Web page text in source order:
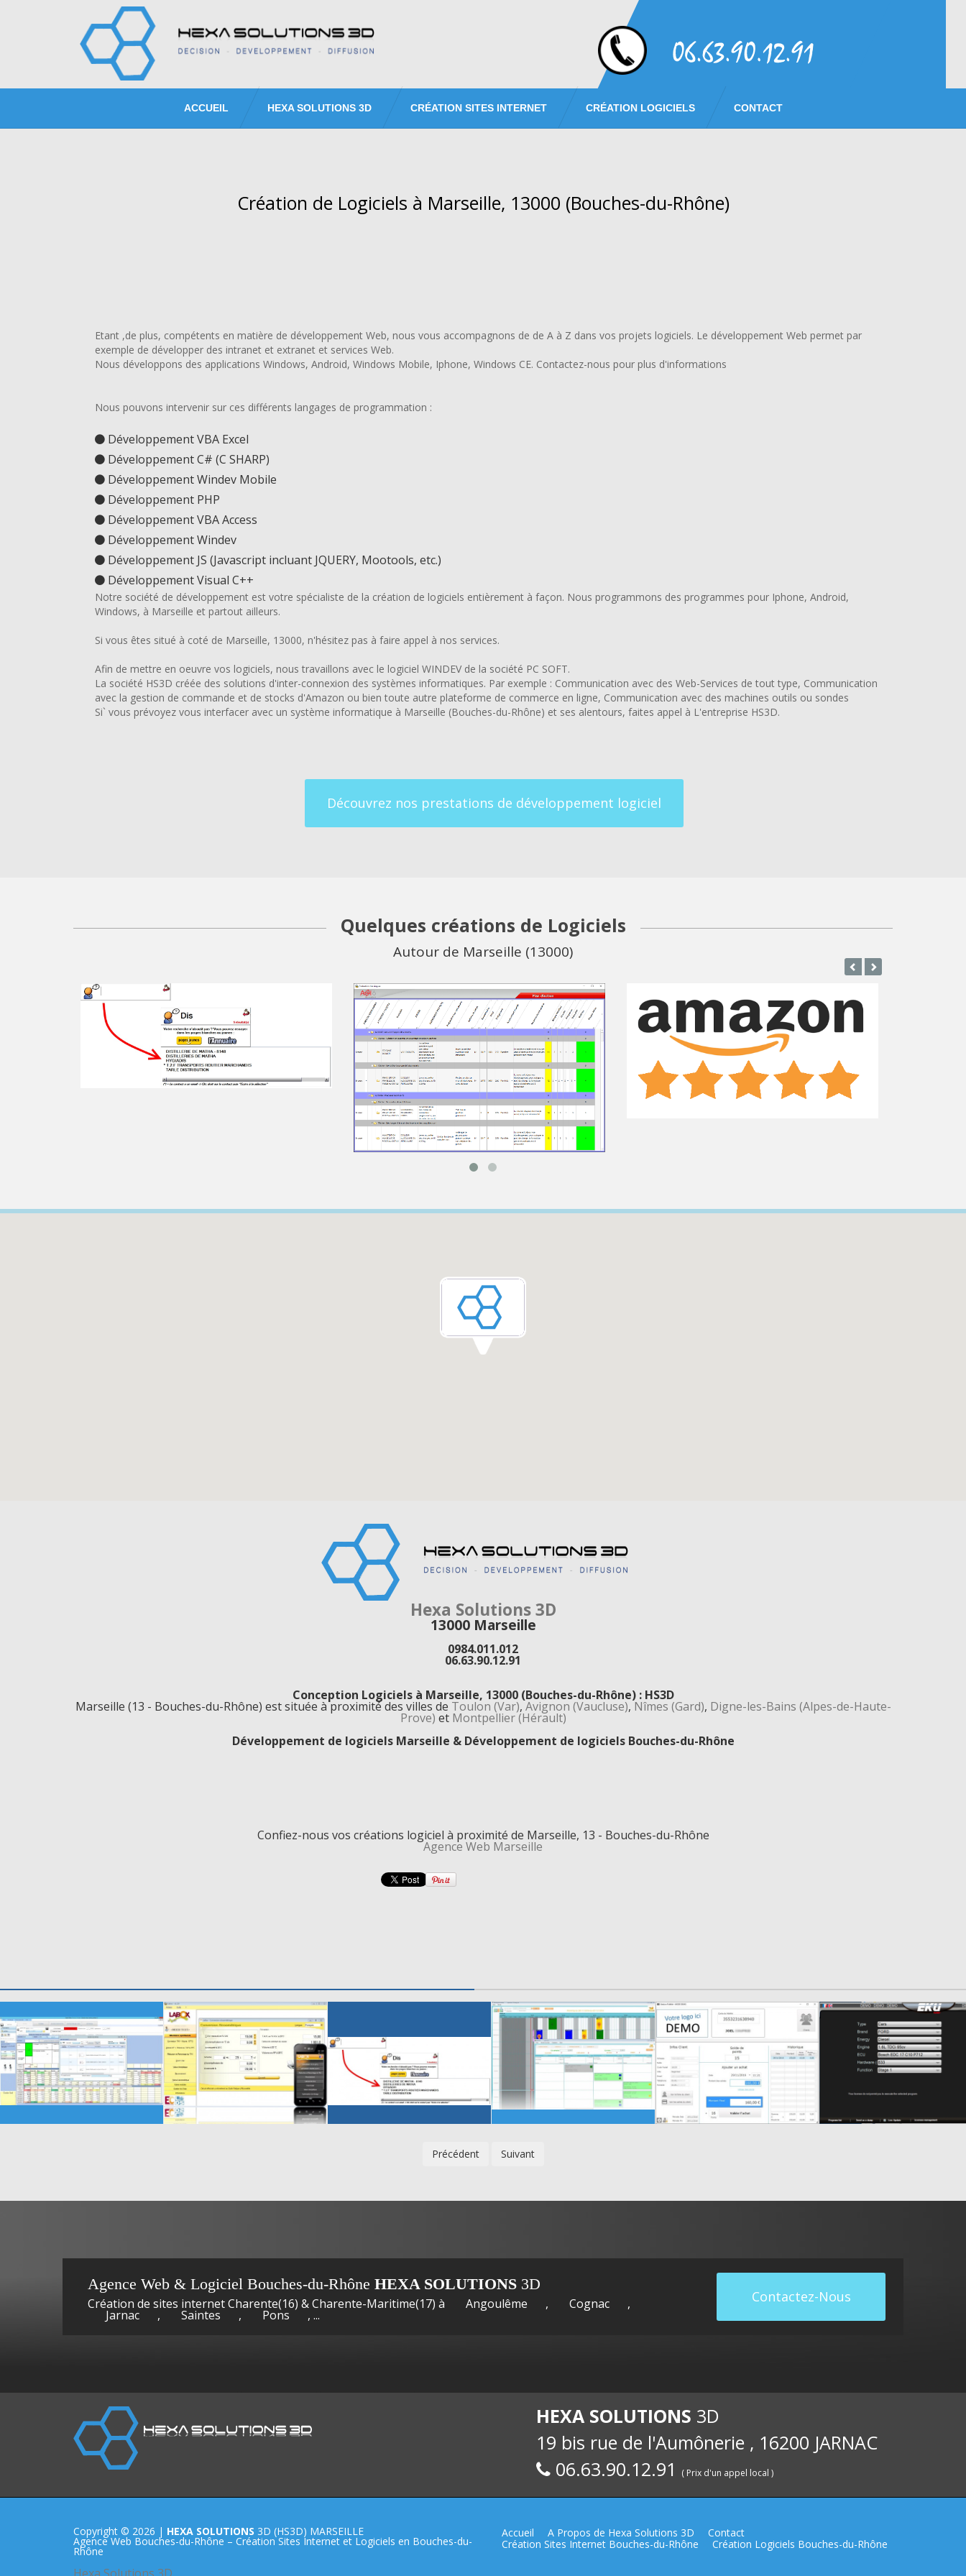
ACCUEIL HEXA SOLUTIONS 3D CRÉATION SITES INTERNET CRÉATION LOGICIELS CONTACT
Création de Logiciels à Marseille, 13000 (Bouches-du-Rhône)
Etant ,de plus, compétents en matière de développement Web, nous vous accompagnons de de A à Z dans vos projets logiciels. Le développement Web permet par
exemple de développer des intranet et extranet et services Web.
Nous développons des applications Windows, Android, Windows Mobile, Iphone, Windows CE. Contactez-nous pour plus d'informations
Nous pouvons intervenir sur ces différents langages de programmation :
Développement VBA Excel
Développement C# (C SHARP)
Développement Windev Mobile
Développement PHP
Développement VBA Access
Développement Windev
Développement JS (Javascript incluant JQUERY, Mootools, etc.)
Développement Visual C++
Notre société de développement est votre spécialiste de la création de logiciels entièrement à façon. Nous programmons des programmes pour Iphone, Android,
Windows, à Marseille et partout ailleurs.
Si vous êtes situé à coté de Marseille, 13000, n'hésitez pas à faire appel à nos services.
Afin de mettre en oeuvre vos logiciels, nous travaillons avec le logiciel WINDEV de la société PC SOFT.
La société HS3D créée des solutions d'inter-connexion des systèmes informatiques. Par exemple : Communication avec des Web-Services de tout type, Communication
avec la gestion de commande et de stocks d'Amazon ou bien toute autre plateforme de commerce en ligne, Communication avec des machines outils ou sondes
Si` vous prévoyez vous interfacer avec un système informatique à Marseille (Bouches-du-Rhône) et ses alentours, faites appel à L'entreprise HS3D.
Découvrez nos prestations de développement logiciel
Quelques créations de Logiciels
Autour de Marseille (13000)
Hexa Solutions 3D
13000 Marseille
0984.011.012
06.63.90.12.91
Conception Logiciels à Marseille, 13000 (Bouches-du-Rhône) : HS3D
Marseille (13 - Bouches-du-Rhône) est située à proximité des villes de Toulon (Var), Avignon (Vaucluse), Nîmes (Gard), Digne-les-Bains (Alpes-de-Haute-
Prove) et Montpellier (Hérault)
Développement de logiciels Marseille & Développement de logiciels Bouches-du-Rhône
Confiez-nous vos créations logiciel à proximité de Marseille, 13 - Bouches-du-Rhône
Agence Web Marseille
Développement
Windev :
DéveloppementDéveloppementDéveloppement
Windev :
Développement
Windev :
Précédent Suivant
Agence Web & Logiciel Bouches-du-Rhône HEXA SOLUTIONS 3D
Création de sites internet Charente(16) & Charente-Maritime(17) à Angoulême , Cognac ,
Jarnac , Saintes , Pons , ...
Contactez-Nous
HEXA SOLUTIONS 3D
19 bis rue de l'Aumônerie , 16200 JARNAC
06.63.90.12.91
( Prix d'un appel local )
Copyright © 2026 | HEXA SOLUTIONS 3D (HS3D) MARSEILLE
Agence Web Bouches-du-Rhône – Création Sites Internet et Logiciels en Bouches-du-
Rhône
Accueil A Propos de Hexa Solutions 3D
Contact
Création Sites Internet Bouches-du-Rhône
Création Logiciels Bouches-du-Rhône